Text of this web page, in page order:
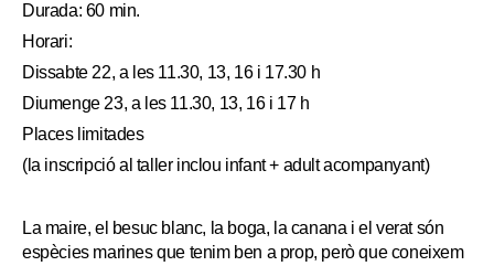
Durada: 60 min.
Horari:
Dissabte 22, a les 11.30, 13, 16 i 17.30 h
Diumenge 23, a les 11.30, 13, 16 i 17 h
Places limitades
(la inscripció al taller inclou infant + adult acompanyant)
La maire, el besuc blanc, la boga, la canana i el verat són
espècies marines que tenim ben a prop, però que coneixem